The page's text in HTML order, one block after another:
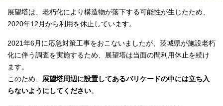
展望塔は、老朽化により構造物が落下する可能性が生じたため、
2020年12月から利用を休止しています。
2021年6月に応急対策工事をおこないましたが、茨城県が施設老朽
化に伴う調査を実施するため、展望塔は当面の間利用休止を続け
ます。
このため、 展望塔周辺に設置してあるバリケードの中には立ち入
らないようにしてください。